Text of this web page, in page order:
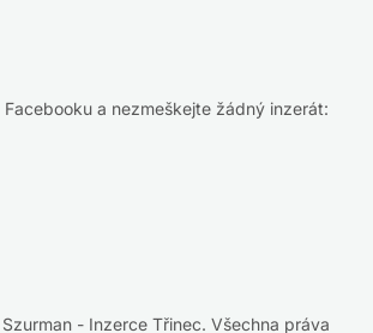
Facebooku a nezmeškejte žádný inzerát:
- Inzerce Třinec. Všechna práva